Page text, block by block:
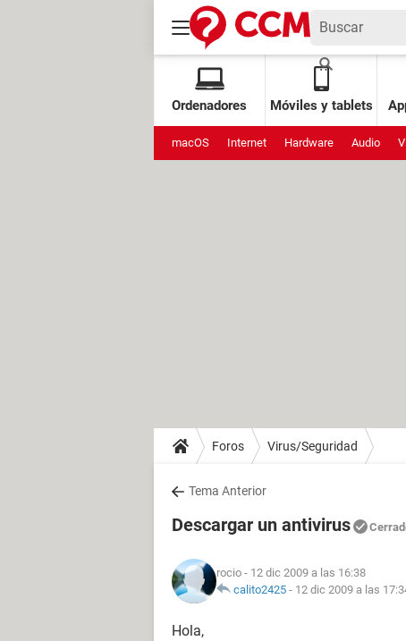
Ordenadores Móviles y tablets
macOS Internet Hardware Audio
Foros Virus/Seguridad
Tema Anterior
Descargar un antivirus
rocio - 12 dic 2009 a las 16:38
calito2425 - 12 dic 2009 a las
Hola,